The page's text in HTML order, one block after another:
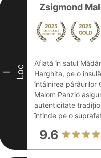
I Loc
Zsigmond
Aflată în satul
Harghita, pe o
întâlnirea pârâurilor
Malom Panzió
autenticitate
întinde pe o
9.6